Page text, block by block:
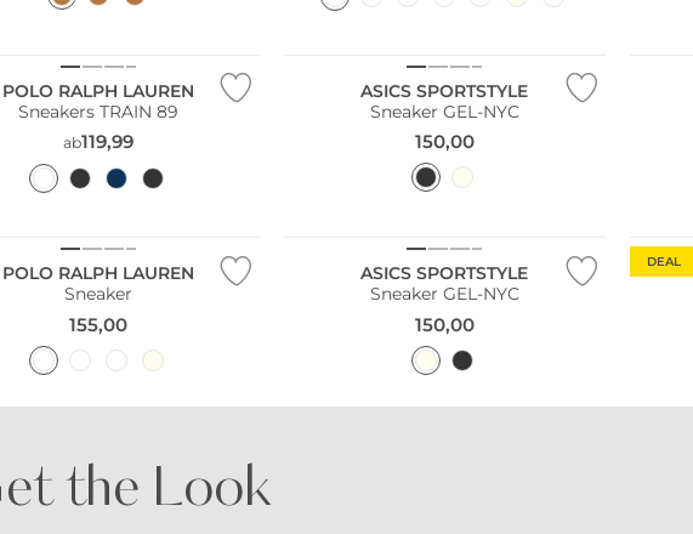
POLO RALPH LAUREN
Sneakers TRAIN 89
ab119,99
ASICS SPORTSTYLE
Sneaker GEL-NYC
150,00
POLO RALPH LAUREN
Sneaker
155,00
ASICS SPORTSTYLE
Sneaker GEL-NYC
150,00
DEAL
the Look